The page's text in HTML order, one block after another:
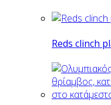
Reds clinch